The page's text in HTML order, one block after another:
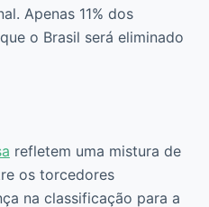
Apenas 11% dos
o Brasil será eliminado
refletem uma mistura de
os torcedores
na classificação para a